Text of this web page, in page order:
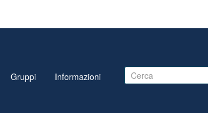
Gruppi Informazioni